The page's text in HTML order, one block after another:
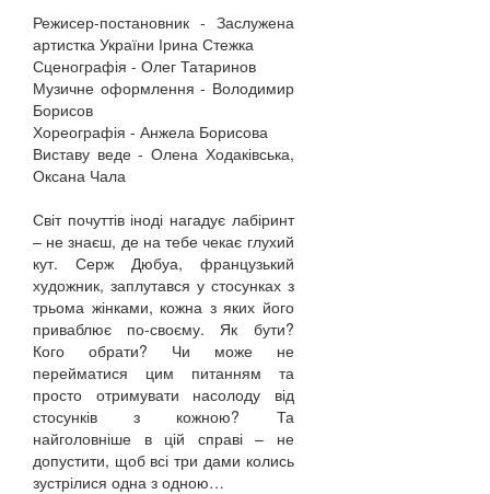
Режисер-постановник - Заслужена
артистка України Ірина Стежка
Сценографія - Олег Татаринов
Музичне оформлення - Володимир
Борисов
Хореографія - Анжела Борисова
Виставу веде - Олена Ходаківська,
Оксана Чала
Світ почуттів іноді нагадує лабіринт
– не знаєш, де на тебе чекає глухий
кут. Серж Дюбуа, французький
художник, заплутався у стосунках з
трьома жінками, кожна з яких його
приваблює по-своєму. Як бути?
Кого обрати? Чи може не
перейматися цим питанням та
просто отримувати насолоду від
стосунків з кожною? Та
найголовніше в цій справі – не
допустити, щоб всі три дами колись
зустрілися одна з одною…